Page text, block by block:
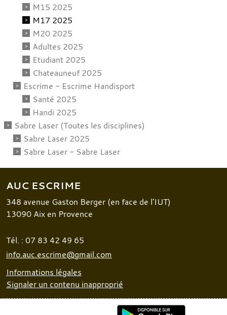
M15 2025
M17 2025
M20 2025
Adultes 2025
Etudiant 2025
Chateauneuf 2025
Escrime - Escrime Handisport
Santé 2025
Handi 2025
Sabre Laser (Toutes les disciplines)
Sabre Laser 2025
Sabre Laser - Sabre Laser
AUC ESCRIME
348 avenue Gaston Berger (en face de l'IUT)
13090 Aix en Provence
Tél. : 07 83 42 49 65
info.auc.escrime@gmail.com
Informations légales
Signaler un contenu inapproprié